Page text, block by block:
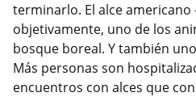
terminarlo. El alce
objetivamente, uno de los
bosque boreal. Y también
Más personas son
encuentros con alces que